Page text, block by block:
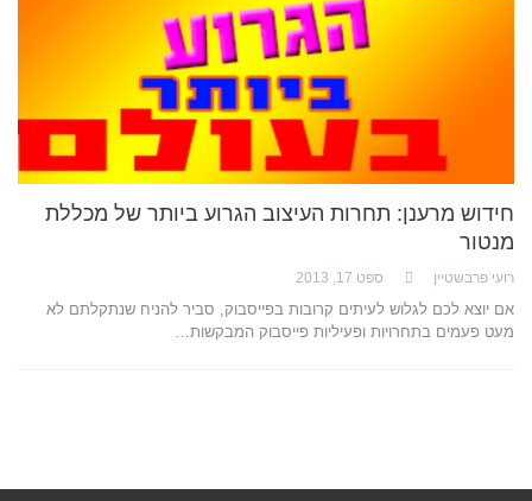
חידוש מרענן: תחרות העיצוב הגרוע ביותר של מכללת
מנטור
רועי פרבשטיין ספט 17, 2013
אם יוצא לכם לגלוש לעיתים קרובות בפייסבוק, סביר להניח שנתקלתם לא
מעט פעמים בתחרויות ופעיליות פייסבוק המבקשות…